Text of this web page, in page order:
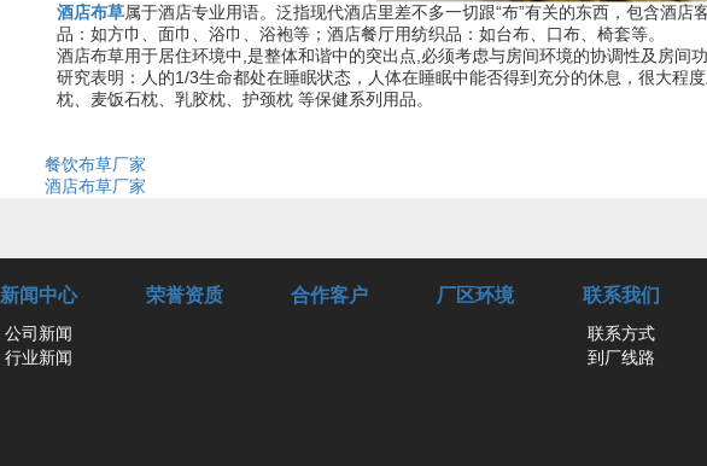
酒店布草属于酒店专业用语。泛指现代酒店里差不多一切跟“布”有关的东西，包含酒
品：如方巾、面巾、浴巾、浴袍等；酒店餐厅用纺织品：如台布、口布、椅套等。
酒店布草用于居住环境中,是整体和谐中的突出点,必须考虑与房间环境的协调性及房间
研究表明：人的1/3生命都处在睡眠状态，人体在睡眠中能否得到充分的休息，很大程
枕、麦饭石枕、乳胶枕、护颈枕 等保健系列用品。
餐饮布草厂家
酒店布草厂家
新闻中心
公司新闻
行业新闻
荣誉资质 合作客户 厂区环境 联系我们
联系方式
到厂线路